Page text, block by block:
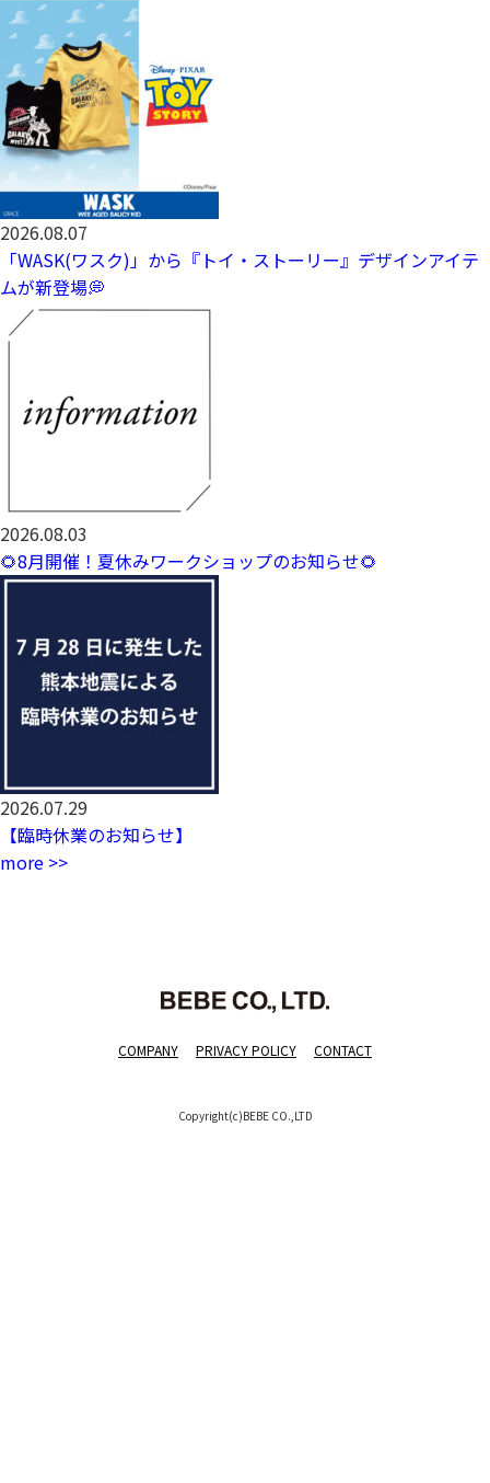
2026.08.07
「WASK(ワスク)」から『トイ・ストーリー』デザインアイテ
ムが新登場💭
2026.08.03
🌻8月開催！夏休みワークショップのお知らせ🌻
2026.07.29
【臨時休業のお知らせ】
more >>
COMPANY PRIVACY POLICY CONTACT
Copyright(c)BEBE CO.,LTD